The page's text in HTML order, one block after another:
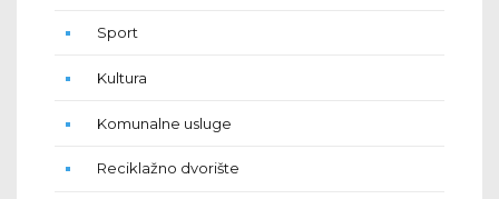
Sport
Kultura
Komunalne usluge
Reciklažno dvorište